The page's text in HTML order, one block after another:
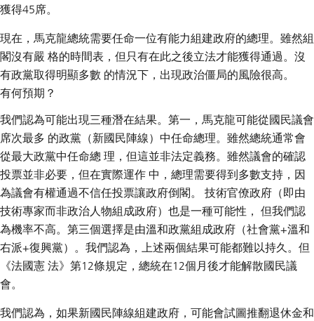
獲得45席。
現在，馬克龍總統需要任命一位有能力組建政府的總理。雖然組
閣沒有嚴 格的時間表，但只有在此之後立法才能獲得通過。沒
有政黨取得明顯多數 的情況下，出現政治僵局的風險很高。
有何預期？
我們認為可能出現三種潛在結果。第一，馬克龍可能從國民議會
席次最多 的政黨（新國民陣線）中任命總理。雖然總統通常會
從最大政黨中任命總 理，但這並非法定義務。雖然議會的確認
投票並非必要，但在實際運作 中，總理需要得到多數支持，因
為議會有權通過不信任投票讓政府倒閣。 技術官僚政府（即由
技術專家而非政治人物組成政府）也是一種可能性， 但我們認
為機率不高。第三個選擇是由溫和政黨組成政府（社會黨+溫和
右派+復興黨）。我們認為，上述兩個結果可能都難以持久。但
《法國憲 法》第12條規定，總統在12個月後才能解散國民議
會。
我們認為，如果新國民陣線組建政府，可能會試圖推翻退休金和